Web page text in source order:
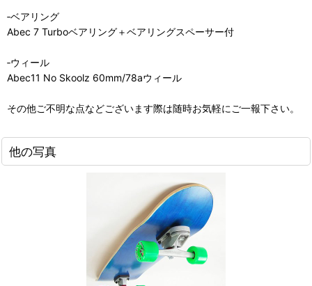
‐ベアリング
Abec 7 Turboベアリング＋ベアリングスペーサー付
‐ウィール
Abec11 No Skoolz 60mm/78aウィール
その他ご不明な点などございます際は随時お気軽にご一報下さい。
他の写真